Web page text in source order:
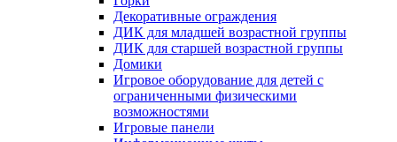
Декоративные ограждения
ДИК для младшей возрастной группы
ДИК для старшей возрастной группы
Домики
Игровое оборудование для детей с
ограниченными физическими
возможностями
Игровые панели